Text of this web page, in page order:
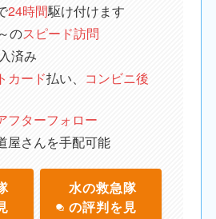
24時間駆け付けます
のスピード訪問
済み
カード払い、 コンビニ後
フターフォロー
屋さんを手配可能
水の救急隊
の評判を見